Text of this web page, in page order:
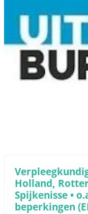
Holland,
Spijkenisse •
beperkingen